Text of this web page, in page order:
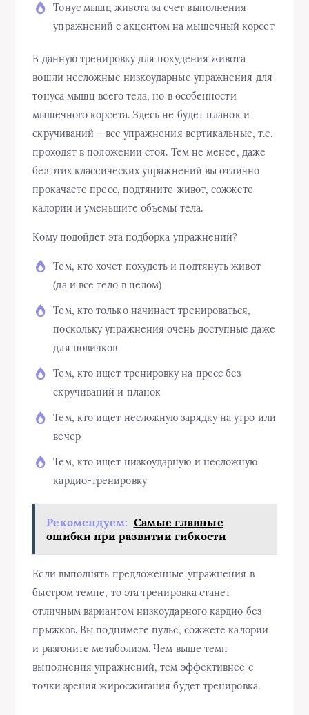
Тонус мышц живота за счет выполнения
упражнений с акцентом на мышечный корсет
В данную тренировку для похудения живота
вошли несложные низкоударные упражнения для
тонуса мышц всего тела, но в особенности
мышечного корсета. Здесь не будет планок и
скручиваний – все упражнения вертикальные, т.е.
проходят в положении стоя. Тем не менее, даже
без этих классических упражнений вы отлично
прокачаете пресс, подтяните живот, сожжете
калории и уменьшите объемы тела.
Кому подойдет эта подборка упражнений?
Тем, кто хочет похудеть и подтянуть живот
(да и все тело в целом)
Тем, кто только начинает тренироваться,
поскольку упражнения очень доступные даже
для новичков
Тем, кто ищет тренировку на пресс без
скручиваний и планок
Тем, кто ищет несложную зарядку на утро или
вечер
Тем, кто ищет низкоударную и несложную
кардио-тренировку
Рекомендуем: Самые главные
ошибки при развитии гибкости
Если выполнять предложенные упражнения в
быстром темпе, то эта тренировка станет
отличным вариантом низкоударного кардио без
прыжков. Вы поднимете пульс, сожжете калории
и разгоните метаболизм. Чем выше темп
выполнения упражнений, тем эффективнее с
точки зрения жиросжигания будет тренировка.